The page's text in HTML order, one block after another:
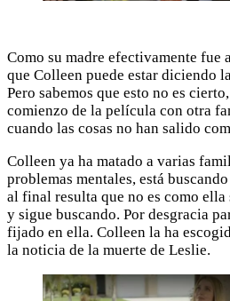
Como su madre efectivamente fue
que Colleen puede estar diciendo
Pero sabemos que esto no es
comienzo de la película con otra
cuando las cosas no han salido
Colleen ya ha matado a varias
problemas mentales, está
al final resulta que no es como ella
y sigue buscando. Por desgracia
fijado en ella. Colleen la ha
la noticia de la muerte de Leslie.